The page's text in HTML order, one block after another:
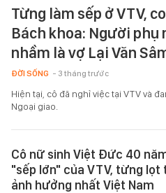
Từng làm sếp ở VTV,
Bách khoa: Người phụ
nhầm là vợ Lại Văn
ĐỜI SỐNG - 3 tháng trước
Hiện tại, cô đã nghỉ việc tại VTV và
Ngoại giao.
Cô nữ sinh Việt Đức 40
"sếp lớn" của VTV, từng
ảnh hưởng nhất Việt Nam